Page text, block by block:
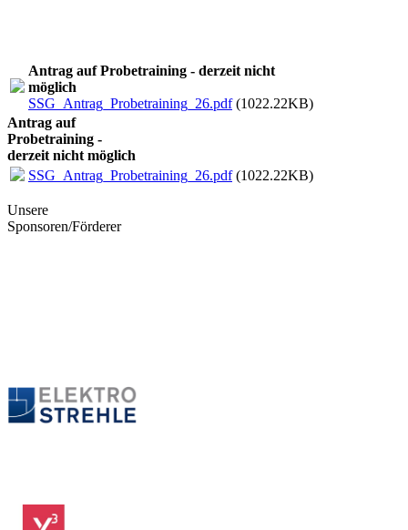
Antrag auf Probetraining - derzeit nicht
möglich
SSG_Antrag_Probetraining_26.pdf(1022.22KB)
Antrag auf
Probetraining -
derzeit nicht möglich
SSG_Antrag_Probetraining_26.pdf(1022.22KB)
Unsere
Sponsoren/Förderer